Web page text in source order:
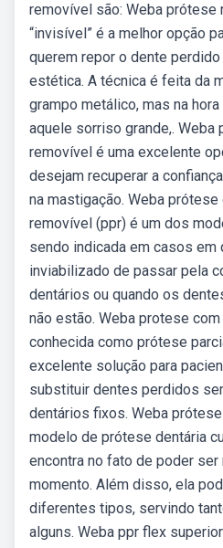
removível são: Weba prótese
“invisível” é a melhor opção
querem repor o dente
estética. A técnica é feita da
grampo metálico, mas na
aquele sorriso grande,. Weba
removível é uma excelente
desejam recuperar a
na mastigação. Weba
removível (ppr) é um dos
sendo indicada em casos em
inviabilizado de passar pela
dentários ou quando os
não estão. Weba protese
conhecida como prótese
excelente solução para
substituir dentes perdidos
dentários fixos. Weba
modelo de prótese dentária
encontra no fato de poder ser
momento. Além disso, ela
diferentes tipos, servindo
alguns. Weba ppr flex